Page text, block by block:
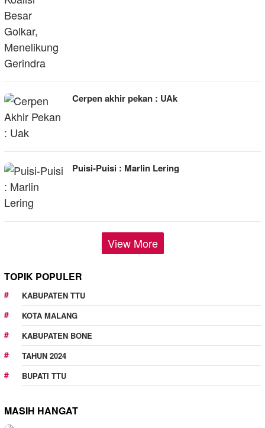
Cerpen akhir pekan : UAk
Puisi-Puisi : Marlin Lering
View More
TOPIK POPULER
KABUPATEN TTU
KOTA MALANG
KABUPATEN BONE
TAHUN 2024
BUPATI TTU
MASIH HANGAT